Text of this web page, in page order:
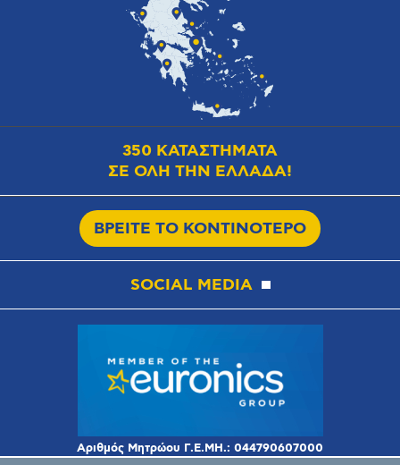
350 ΚΑΤΑΣΤΗΜΑΤΑ
ΣΕ ΟΛΗ ΤΗΝ ΕΛΛΑΔΑ!
ΒΡΕΙΤΕ ΤΟ ΚΟΝΤΙΝΟΤΕΡΟ
SOCIAL MEDIA